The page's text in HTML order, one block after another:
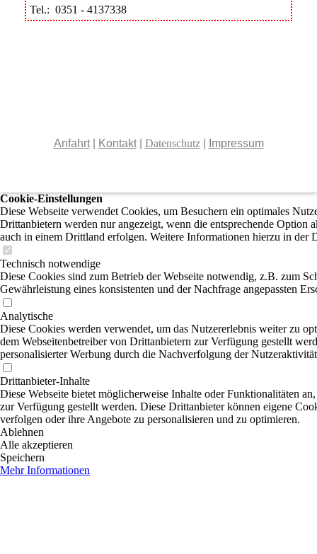
Tel.: 0351 - 4137338
Anfahrt| Kontakt| Datenschutz| Impressum
Cookie-Einstellungen
Diese Webseite verwendet Cookies, um Besuchern ein optimales
Drittanbietern werden nur angezeigt, wenn die entsprechende Option
auch in einem Drittland erfolgen. Weitere Informationen hierzu in der
Technisch notwendige
Diese Cookies sind zum Betrieb der Webseite notwendig, z.B. zum
Gewährleistung eines konsistenten und der Nachfrage angepassten
Analytische
Diese Cookies werden verwendet, um das Nutzererlebnis weiter zu
dem Webseitenbetreiber von Drittanbietern zur Verfügung gestellt
personalisierter Werbung durch die Nachverfolgung der
Drittanbieter-Inhalte
Diese Webseite bietet möglicherweise Inhalte oder Funktionalitäten
zur Verfügung gestellt werden. Diese Drittanbieter können eigene
verfolgen oder ihre Angebote zu personalisieren und zu optimieren.
Ablehnen
Alle akzeptieren
Speichern
Mehr Informationen